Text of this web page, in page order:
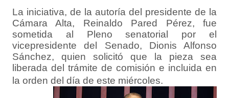
La iniciativa, de la autoría del presidente de la
Cámara Alta, Reinaldo Pared Pérez, fue
sometida al Pleno senatorial por el
vicepresidente del Senado, Dionis Alfonso
Sánchez, quien solicitó que la pieza sea
liberada del trámite de comisión e incluida en
la orden del día de este miércoles.